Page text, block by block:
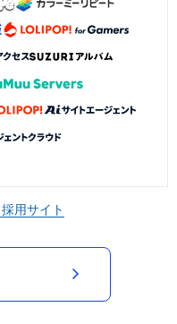
採用サイト